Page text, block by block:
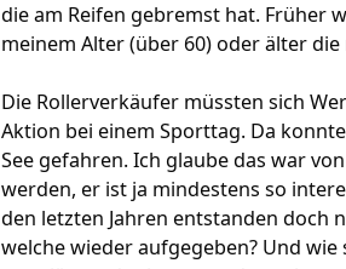
die am Reifen gebremst hat. Früher
meinem Alter (über 60) oder älter
Die Rollerverkäufer müssten sich
Aktion bei einem Sporttag. Da
See gefahren. Ich glaube das war
werden, er ist ja mindestens so
den letzten Jahren entstanden doch
welche wieder aufgegeben? Und